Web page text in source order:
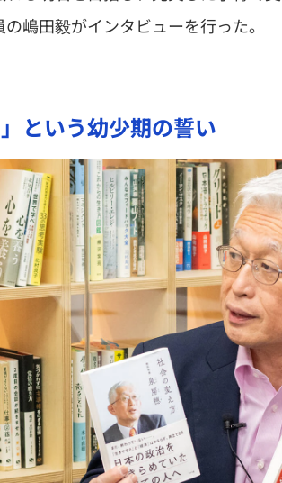
嶋田毅がインタビューを行った。
という幼少期の誓い